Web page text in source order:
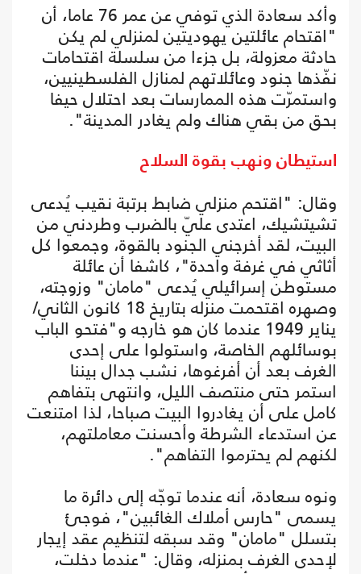
وأكد سعادة الذي توفي عن عمر 76 عاما، أن
"اقتحام عائلتين يهوديتين لمنزلي لم يكن
حادثة معزولة، بل جزءا من سلسلة اقتحامات
نفّذها جنود وعائلاتهم لمنازل الفلسطينيين،
واستمرّت هذه الممارسات بعد احتلال حيفا
بحق من بقي هناك ولم يغادر المدينة".
استيطان ونهب بقوة السلاح
وقال: "اقتحم منزلي ضابط برتبة نقيب يُدعى
تشيتشيك، اعتدى عليّ بالضرب وطردني من
البيت، لقد أخرجني الجنود بالقوة، وجمعوا كل
أثاثي في غرفة واحدة"، كاشفا أن عائلة
مستوطن إسرائيلي يُدعى "مامان" وزوجته،
وصهره اقتحمت منزله بتاريخ 18 كانون الثاني/
يناير 1949 عندما كان هو خارجه و"فتحو الباب
بوسائلهم الخاصة، واستولوا على إحدى
الغرف بعد أن أفرغوها، نشب جدال بيننا
استمر حتى منتصف الليل، وانتهى بتفاهم
كامل على أن يغادروا البيت صباحا، لذا امتنعت
عن استدعاء الشرطة وأحسنت معاملتهم،
لكنهم لم يحترموا التفاهم".
ونوه سعادة، أنه عندما توجّه إلى دائرة ما
يسمى "حارس أملاك الغائبين"، فوجئ
بتسلل "مامان" وقد سبقه لتنظيم عقد إيجار
لإحدى الغرف بمنزله، وقال: "عندما دخلت،